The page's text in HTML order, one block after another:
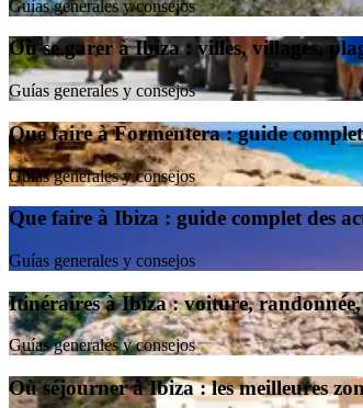
Guías generales y consejos
Où se garer à Ibiza : villes, villages,
Guías generales y consejos
Que faire à Formentera : guide
Guías generales y consejos
Que faire à Ibiza : guide complet des
Guías generales y consejos
Itinéraires à Ibiza : voiture, randonnée,
Guías generales y consejos
Où séjourner à Ibiza : les meilleures